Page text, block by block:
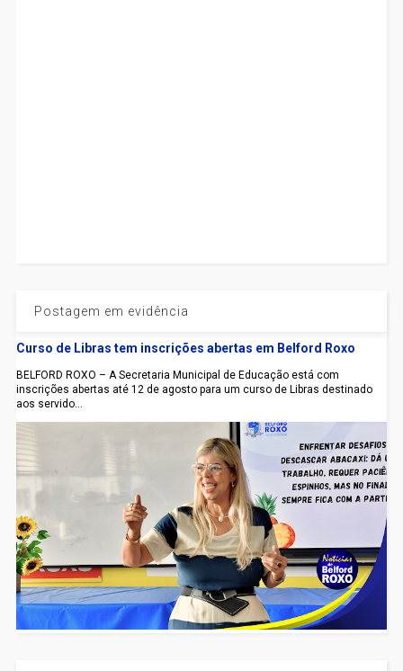
Postagem em evidência
Curso de Libras tem inscrições abertas em Belford Roxo
BELFORD ROXO – A Secretaria Municipal de Educação está com
inscrições abertas até 12 de agosto para um curso de Libras destinado
aos servido...